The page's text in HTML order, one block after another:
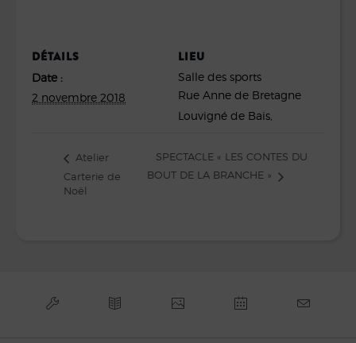
DÉTAILS
Date :
2 novembre 2018
LIEU
Salle des sports
Rue Anne de Bretagne
Louvigné de Bais
Atelier
Carterie de
Noël
SPECTACLE « LES CONTES DU
BOUT DE LA BRANCHE »